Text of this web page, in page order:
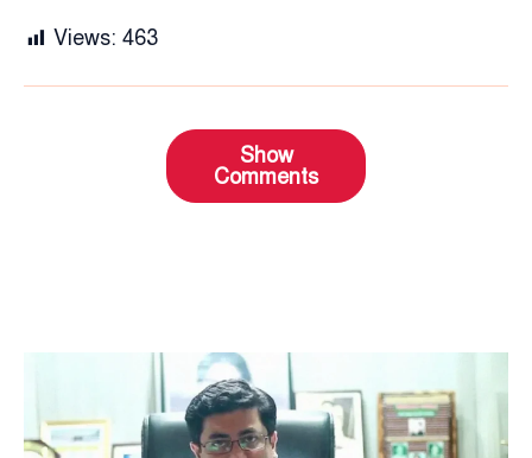
Views: 463
Show
Comments